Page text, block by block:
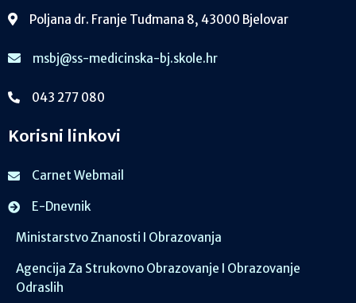
Poljana dr. Franje Tuđmana 8, 43000 Bjelovar
msbj@ss-medicinska-bj.skole.hr
043 277 080
Korisni linkovi
Carnet Webmail
E-Dnevnik
Ministarstvo Znanosti I Obrazovanja
Agencija Za Strukovno Obrazovanje I Obrazovanje
Odraslih